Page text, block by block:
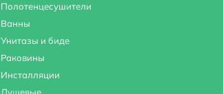
Полотенцесушители
Ванны
Унитазы и биде
Раковины
Инсталляции